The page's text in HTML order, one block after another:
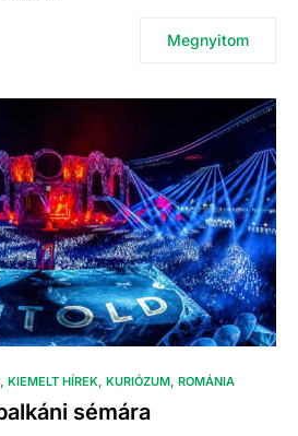
Megnyitom
KIEMELT HÍREK KURIÓZUM ROMÁNIA
sémára